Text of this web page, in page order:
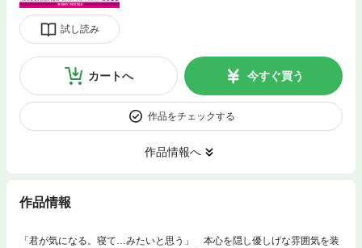
試し読み
カートへ 今すぐ買う
作品をチェックする
作品情報へ
作品情報
「君が気になる。寝て…みたいと思う」 本心を隠し優しげな雰囲気を装